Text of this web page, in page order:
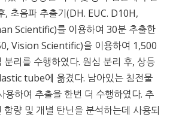
, 초음파 추출기(DH. EUC. D10H,
Scientific)를 이용하여 30분 추출한
Vision Scientific)을 이용하여 1,500
리를 수행하였다. 원심 분리 후, 상등
tube에 옮겼다. 남아있는 침전물
용하여 추출을 한번 더 수행하였다. 추
량 및 개별 탄닌을 분석하는데 사용되